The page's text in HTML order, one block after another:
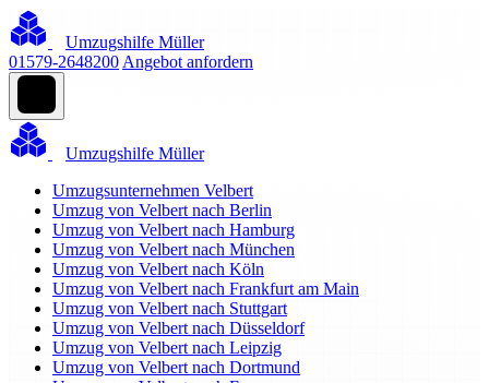
Umzugshilfe Müller
01579-2648200 Angebot anfordern
Umzugshilfe Müller
Umzugsunternehmen Velbert
Umzug von Velbert nach Berlin
Umzug von Velbert nach Hamburg
Umzug von Velbert nach München
Umzug von Velbert nach Köln
Umzug von Velbert nach Frankfurt am Main
Umzug von Velbert nach Stuttgart
Umzug von Velbert nach Düsseldorf
Umzug von Velbert nach Leipzig
Umzug von Velbert nach Dortmund